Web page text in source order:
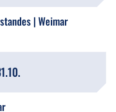
| Weimar